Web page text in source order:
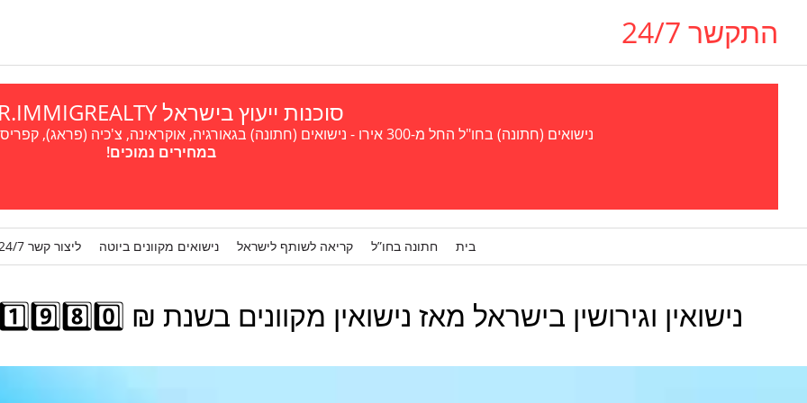
התקשר 24/7
סוכנות ייעוץ בישראל A.R.IMMIGREALTY
נישואים (חתונה) בחו"ל החל מ-300 אירו - נישואים (חתונה) בגאורגיה, אוקראינה, צ'כיה (פראג), קפריסין, אל סלבדור, פרגוואי סטוּפּרו, ויזה לבן/בת זוג
במחירים נמוכים!
בית חתונה בחו”ל קריאה לשותף לישראל נישואים מקוונים ביוטה ליצור קשר 24/7
נישואין וגירושין בישראל מאז נישואין מקוונים בשנת ₪ 1️⃣9️⃣8️⃣0️⃣: כל מה שאתם צריכים לדעת